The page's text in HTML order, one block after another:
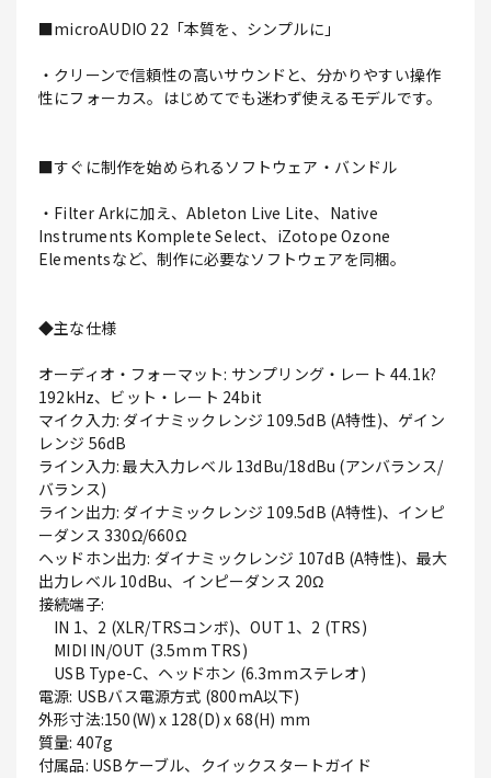
■microAUDIO 22「本質を、シンプルに」
・クリーンで信頼性の高いサウンドと、分かりやすい操作
性にフォーカス。はじめてでも迷わず使えるモデルです。
■すぐに制作を始められるソフトウェア・バンドル
・Filter Arkに加え、Ableton Live Lite、Native
Instruments Komplete Select、iZotope Ozone
Elementsなど、制作に必要なソフトウェアを同梱。
◆主な仕様
オーディオ・フォーマット: サンプリング・レート 44.1k?
192kHz、ビット・レート 24bit
マイク入力: ダイナミックレンジ 109.5dB (A特性)、ゲイン
レンジ 56dB
ライン入力: 最大入力レベル 13dBu/18dBu (アンバランス/
バランス)
ライン出力: ダイナミックレンジ 109.5dB (A特性)、インピ
ーダンス 330Ω/660Ω
ヘッドホン出力: ダイナミックレンジ 107dB (A特性)、最大
出力レベル 10dBu、インピーダンス 20Ω
接続端子:
IN 1、2 (XLR/TRSコンボ)、OUT 1、2 (TRS)
MIDI IN/OUT (3.5mm TRS)
USB Type-C、ヘッドホン (6.3mmステレオ)
電源: USBバス電源方式 (800mA以下)
外形寸法:150(W) x 128(D) x 68(H) mm
質量: 407g
付属品: USBケーブル、クイックスタートガイド